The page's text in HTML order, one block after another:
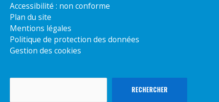
Accessibilité : non conforme
Plan du site
Mentions légales
Politique de protection des données
Gestion des cookies
RECHERCHER